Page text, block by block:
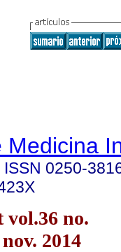
Medicina
ISSN 0250-
no.
2014